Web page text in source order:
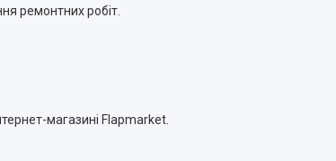
ремонтних робіт.
магазині Flapmarket.